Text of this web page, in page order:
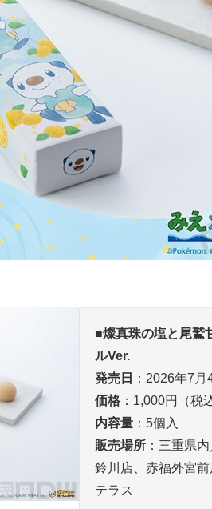
■燦真珠の塩と尾
ルVer.
発売日
：2026年7月
価格 ：1,000円（税
内容量 ：5個入
販売場所 ：三重県
鈴川店、赤福外宮
テラス